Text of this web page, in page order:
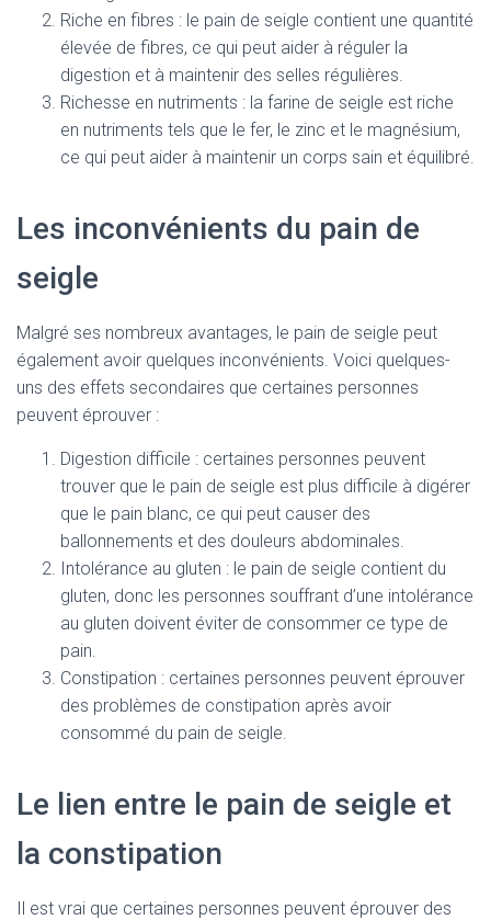
Riche en fibres : le pain de seigle contient une quantité
élevée de fibres, ce qui peut aider à réguler la
digestion et à maintenir des selles régulières.
Richesse en nutriments : la farine de seigle est riche
en nutriments tels que le fer, le zinc et le magnésium,
ce qui peut aider à maintenir un corps sain et équilibré.
Les inconvénients du pain de
seigle
Malgré ses nombreux avantages, le pain de seigle peut
également avoir quelques inconvénients. Voici quelques-
uns des effets secondaires que certaines personnes
peuvent éprouver :
Digestion difficile : certaines personnes peuvent
trouver que le pain de seigle est plus difficile à digérer
que le pain blanc, ce qui peut causer des
ballonnements et des douleurs abdominales.
Intolérance au gluten : le pain de seigle contient du
gluten, donc les personnes souffrant d’une intolérance
au gluten doivent éviter de consommer ce type de
pain.
Constipation : certaines personnes peuvent éprouver
des problèmes de constipation après avoir
consommé du pain de seigle.
Le lien entre le pain de seigle et
la constipation
Il est vrai que certaines personnes peuvent éprouver des